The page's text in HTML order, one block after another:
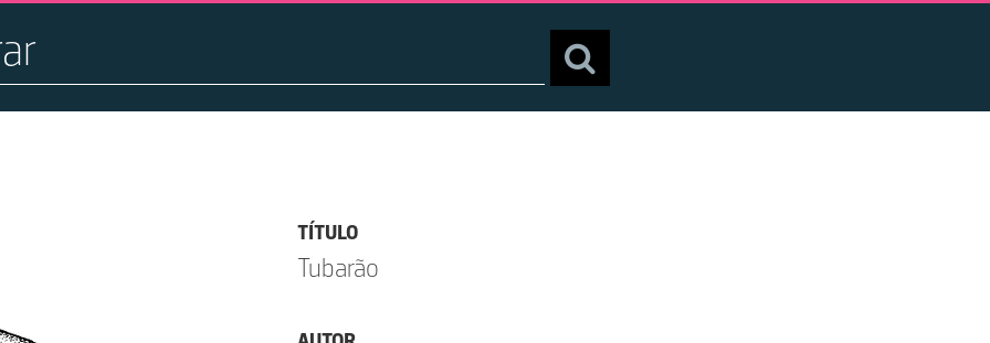
TÍTULO
Tubarão